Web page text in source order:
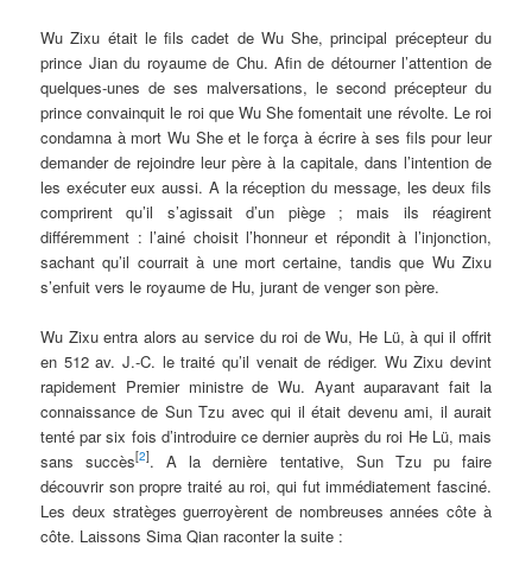
Wu Zixu était le fils cadet de Wu She, principal précepteur du
prince Jian du royaume de Chu. Afin de détourner l’attention de
quelques-unes de ses malversations, le second précepteur du
prince convainquit le roi que Wu She fomentait une révolte. Le roi
condamna à mort Wu She et le força à écrire à ses fils pour leur
demander de rejoindre leur père à la capitale, dans l’intention de
les exécuter eux aussi. A la réception du message, les deux fils
comprirent qu’il s’agissait d’un piège ; mais ils réagirent
différemment : l’ainé choisit l’honneur et répondit à l’injonction,
sachant qu’il courrait à une mort certaine, tandis que Wu Zixu
s’enfuit vers le royaume de Hu, jurant de venger son père.
Wu Zixu entra alors au service du roi de Wu, He Lü, à qui il offrit
en 512 av. J.-C. le traité qu’il venait de rédiger. Wu Zixu devint
rapidement Premier ministre de Wu. Ayant auparavant fait la
connaissance de Sun Tzu avec qui il était devenu ami, il aurait
tenté par six fois d’introduire ce dernier auprès du roi He Lü, mais
sans succès[2]. A la dernière tentative, Sun Tzu pu faire
découvrir son propre traité au roi, qui fut immédiatement fasciné.
Les deux stratèges guerroyèrent de nombreuses années côte à
côte. Laissons Sima Qian raconter la suite :